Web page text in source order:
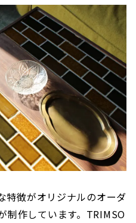
特徴がオリジナルのオーダ
制作しています。TRIMSO